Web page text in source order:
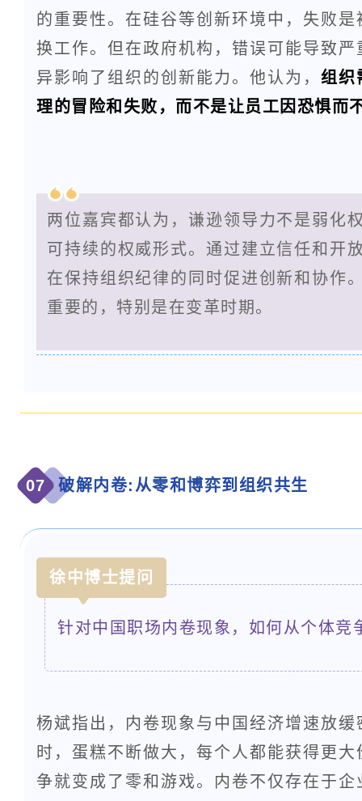
的重要性。在硅谷等创新环境中，失败
换工作。但在政府机构，错误可能导致
异影响了组织的创新能力。他认为，组织
理的冒险和失败，而不是让员工因恐惧而
两位嘉宾都认为，谦逊领导力不是弱化
可持续的权威形式。通过建立信任和开
在保持组织纪律的同时促进创新和协作
重要的，特别是在变革时期。
07 破解内卷:从零和博弈到组织共生
徐中博士提问
针对中国职场内卷现象，如何从个体竞
杨斌指出，内卷现象与中国经济增速放
时，蛋糕不断做大，每个人都能获得更
争就变成了零和游戏。内卷不仅存在于